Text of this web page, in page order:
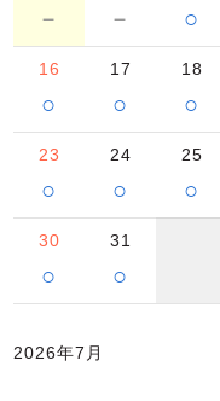
－ － ○
16
○
17
○
18
○
23
○
24
○
25
○
30
○
31
○
2026年7月